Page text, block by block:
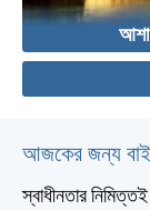
আশা
আজকের জন্য
স্বাধীনতার